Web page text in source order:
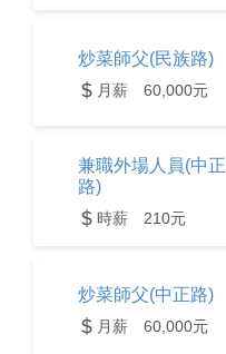
炒菜師父(民族路)
月薪 60,000元
兼職外場人員(中正
路)
時薪 210元
炒菜師父(中正路)
月薪 60,000元